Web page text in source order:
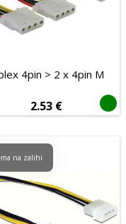
4pin > 2 x 4pin M
2.53 €
na zalihi